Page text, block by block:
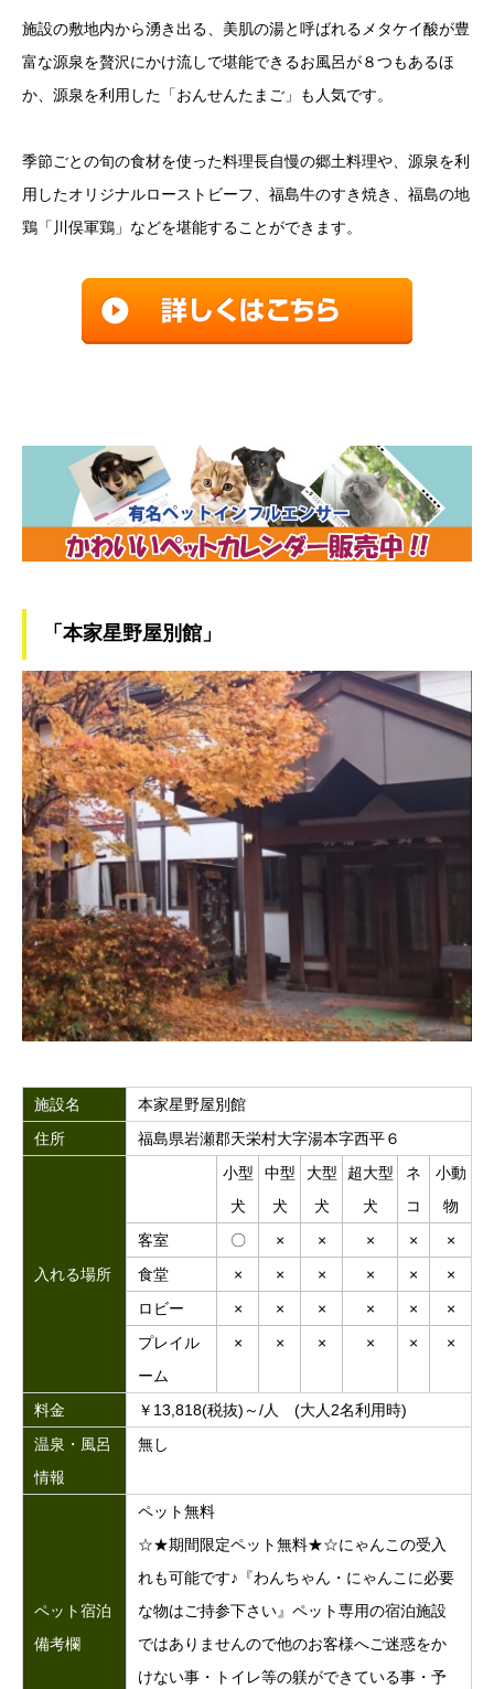
施設の敷地内から湧き出る、美肌の湯と呼ばれるメタケイ酸が豊
富な源泉を贅沢にかけ流しで堪能できるお風呂が８つもあるほ
か、源泉を利用した「おんせんたまご」も人気です。
季節ごとの旬の食材を使った料理長自慢の郷土料理や、源泉を利
用したオリジナルローストビーフ、福島牛のすき焼き、福島の地
鶏「川俣軍鶏」などを堪能することができます。
「本家星野屋別館」
施設名
本家星野屋別館
住所
福島県岩瀬郡天栄村大字湯本字西平６
入れる場所
小型
犬
中型
犬
大型
犬
超大型
犬
ネ
コ
小動
物
客室
〇 × × × ×
×
食堂
× × × × ×
×
ロビー
× × × × ×
×
プレイル
ーム
× × × × × ×
料金
￥13,818(税抜)～/人 (大人2名利用時)
温泉・風呂
情報
無し
ペット宿泊
備考欄
ペット無料
☆★期間限定ペット無料★☆にゃんこの受入
れも可能です♪『わんちゃん・にゃんこに必要
な物はご持参下さい』ペット専用の宿泊施設
ではありませんので他のお客様へご迷惑をか
けない事・トイレ等の躾ができている事・予